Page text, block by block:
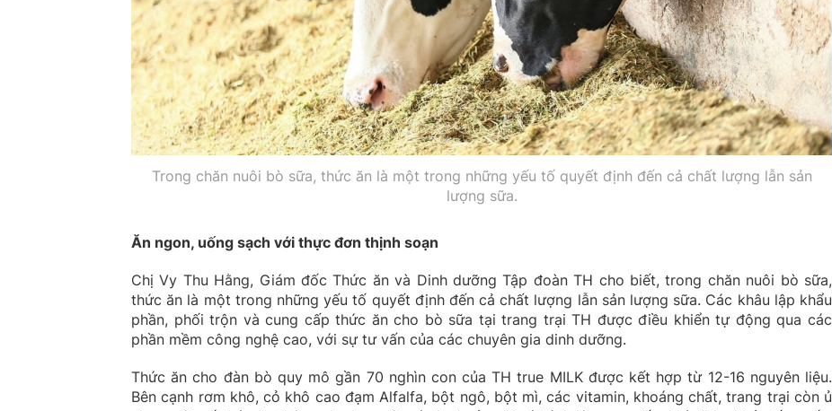
Trong chăn nuôi bò sữa, thức ăn là một trong những yếu tố quyết định đến cả chất lượng lẫn sản
lượng sữa.
Ăn ngon, uống sạch với thực đơn thịnh soạn
Chị Vy Thu Hằng, Giám đốc Thức ăn và Dinh dưỡng Tập đoàn TH cho biết, trong chăn nuôi bò sữa,
thức ăn là một trong những yếu tố quyết định đến cả chất lượng lẫn sản lượng sữa. Các khâu lập khẩu
phần, phối trộn và cung cấp thức ăn cho bò sữa tại trang trại TH được điều khiển tự động qua các
phần mềm công nghệ cao, với sự tư vấn của các chuyên gia dinh dưỡng.
Thức ăn cho đàn bò quy mô gần 70 nghìn con của TH true MILK được kết hợp từ 12-16 nguyên liệu.
Bên cạnh rơm khô, cỏ khô cao đạm Alfalfa, bột ngô, bột mì, các vitamin, khoáng chất, trang trại còn ủ